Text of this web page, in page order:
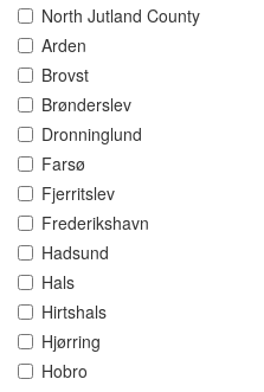
North Jutland County
Arden
Brovst
Brønderslev
Dronninglund
Farsø
Fjerritslev
Frederikshavn
Hadsund
Hals
Hirtshals
Hjørring
Hobro